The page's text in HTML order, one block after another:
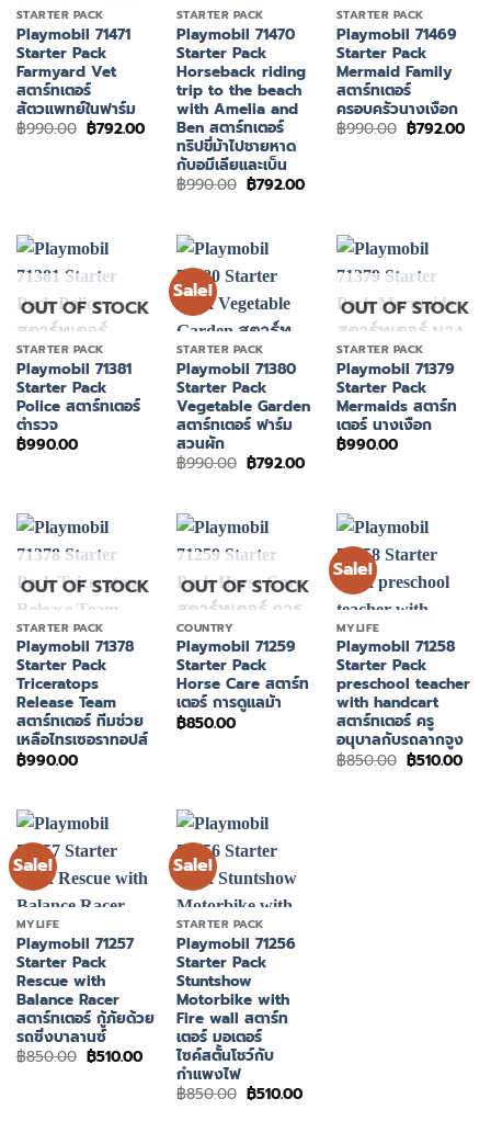
STARTER PACK
Playmobil 71471
Starter Pack
Farmyard Vet
สตาร์ทเตอร์
สัตวแพทย์ในฟาร์ม
฿990.00 Original
price
฿792.00Current
price
฿792.00.
STARTER PACK
Playmobil 71470
Starter Pack
Horseback riding
trip to the beach
with Amelia and
Ben สตาร์ทเตอร์
ทริปขี่ม้าไปชายหาด
กับอมีเลียและเบ็น
฿990.00 Original
price
฿792.00Current
STARTER PACK
Playmobil 71469
Starter Pack
Mermaid Family
สตาร์ทเตอร์
ครอบครัวนางเงือก
฿990.00 Original
price
฿792.00
OUT OF STOCK
STARTER PACK
Playmobil 71381
Starter Pack
Police สตาร์ทเตอร์
ตำรวจ
฿990.00
Sale!
STARTER PACK
Playmobil 71380
Starter Pack
Vegetable Garden
สตาร์ทเตอร์ ฟาร์ม
สวนผัก
฿990.00 Original
price
฿792.00Current
OUT OF STOCK
STARTER PACK
Playmobil 71379
Starter Pack
Mermaids สตาร์ท
เตอร์ นางเงือก
฿990.00
OUT OF STOCK
STARTER PACK
Playmobil 71378
Starter Pack
Triceratops
Release Team
สตาร์ทเตอร์ ทีมช่วย
เหลือไทรเซอราทอปส์
฿990.00
OUT OF STOCK
COUNTRY
Playmobil 71259
Starter Pack
Horse Care สตาร์ท
เตอร์ การดูแลม้า
฿850.00
Sale!
MYLIFE
Playmobil 71258
Starter Pack
preschool teacher
with handcart
สตาร์ทเตอร์ ครู
อนุบาลกับรถลากจูง
฿850.00 Original
price
฿510.00
Sale!
MYLIFE
Playmobil 71257
Starter Pack
Rescue with
Balance Racer
สตาร์ทเตอร์ กู้ภัยด้วย
รถซิ่งบาลานซ์
฿850.00 Original
price
฿510.00Current
price
฿510.00.
Sale!
STARTER PACK
Playmobil 71256
Starter Pack
Stuntshow
Motorbike with
Fire wall สตาร์ท
เตอร์ มอเตอร์
ไซค์สตั้นโชว์กับ
กำแพงไฟ
฿850.00 Original
price
฿510.00Current